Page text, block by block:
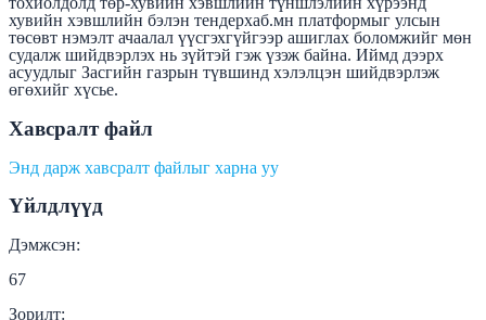
хувийн хэвшлийн бэлэн тендерхаб.мн платформыг улсын
төсөвт нэмэлт ачаалал үүсгэхгүйгээр ашиглах боломжийг мөн
судалж шийдвэрлэх нь зүйтэй гэж үзэж байна. Иймд дээрх
асуудлыг Засгийн газрын түвшинд хэлэлцэн шийдвэрлэж
өгөхийг хүсье.
Хавсралт файл
Энд дарж хавсралт файлыг харна уу
Үйлдлүүд
Дэмжсэн:
67
Зорилт: